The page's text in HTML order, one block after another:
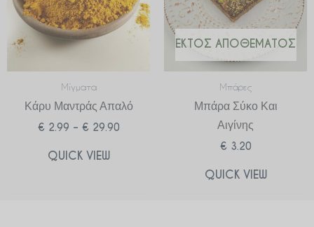
Μίγματα
Κάρυ Μαντράς Απαλό
€ 2.99 – € 29.90
QUICK VIEW
ΕΚΤΌΣ ΑΠΟΘΈΜΑΤΟΣ
Μπάρες
Μπάρα Σύκο Και
Αιγίνης
€ 3.20
QUICK VIEW